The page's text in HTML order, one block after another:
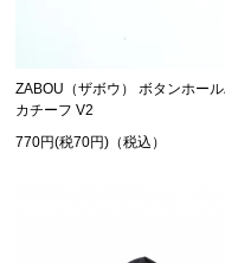
ZABOU（ザボウ） ボタンホー
カチーフ V2
770円(税70円)（税込）